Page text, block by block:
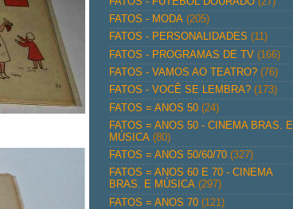
FATOS - MODA (205)
FATOS - PERSONALIDADES (11)
FATOS - PROGRAMAS DE TV (166)
FATOS - VAMOS AO TEATRO? (76)
FATOS - VOCÊ SE LEMBRA? (173)
FATOS = ANOS 50 (24)
FATOS = ANOS 50 - CINEMA BRAS. E
MÚSICA (80)
FATOS = ANOS 50/60/70 (327)
FATOS = ANOS 60 E 70 - CINEMA
BRAS. E MÚSICA (297)
FATOS = ANOS 70 (121)